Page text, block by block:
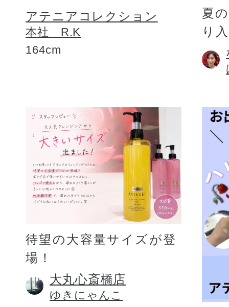
アテニアコレクション
本社 R.K
164cm
夏
り
待望の大容量サイズが登
場！
大丸心斎橋店
ゆきにゃんこ